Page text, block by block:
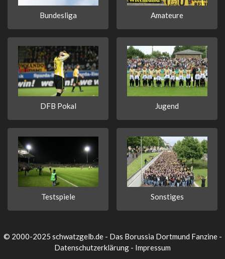
Bundesliga Amateure
DFB Pokal Jugend
Testspiele Sonstiges
© 2000-2025 schwatzgelb.de - Das Borussia Dortmund Fanzine -
Datenschutzerklärung - Impressum